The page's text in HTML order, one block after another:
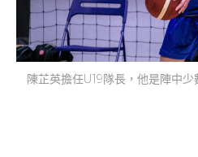
陳芷英擔任U19隊長，他是陣中少